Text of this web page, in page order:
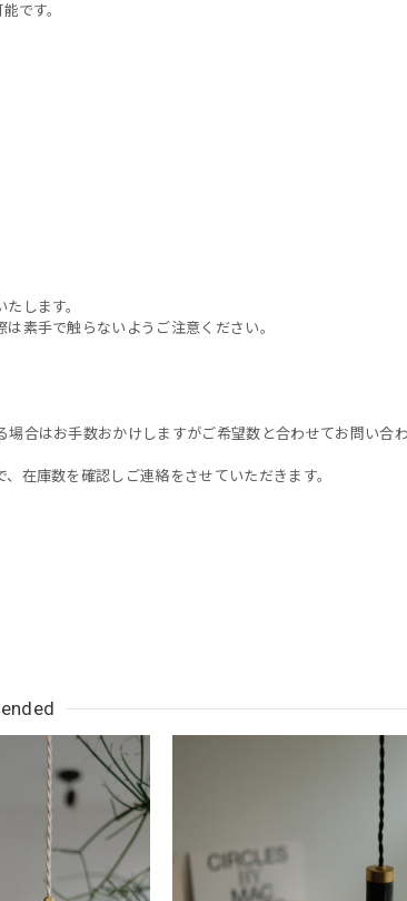
です。
します。
素手で触らないようご注意ください。
合はお手数おかけしますがご希望数と合わせてお問い合
在庫数を確認しご連絡をさせていただきます。